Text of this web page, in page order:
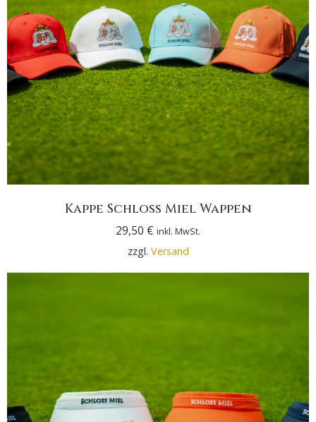
Kappe Schloss Miel Wappen
29,50 € inkl. MwSt.
zzgl. Versand